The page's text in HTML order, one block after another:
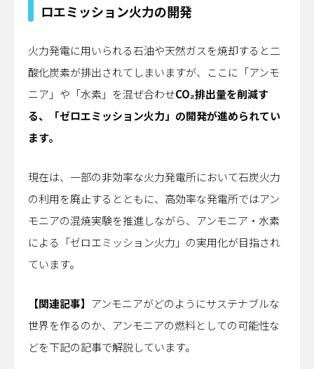
ロエミッション火力の開発
火力発電に用いられる石油や天然ガスを焼却すると二
酸化炭素が排出されてしまいますが、ここに「アンモ
ニア」や「水素」を混ぜ合わせCO₂排出量を削減す
る、「ゼロエミッション火力」の開発が進められてい
ます。
現在は、一部の非効率な火力発電所において石炭火力
の利用を廃止するとともに、高効率な発電所ではアン
モニアの混焼実験を推進しながら、アンモニア・水素
による「ゼロエミッション火力」の実用化が目指され
ています。
【関連記事】 アンモニアがどのようにサステナブルな
世界を作るのか、アンモニアの燃料としての可能性な
どを下記の記事で解説しています。